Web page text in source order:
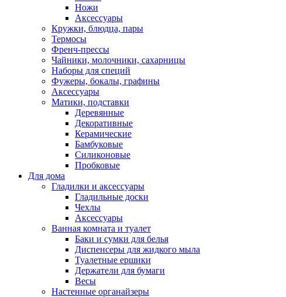
Ножи
Аксессуары
Кружки, блюдца, пары
Термосы
Френч-прессы
Чайники, молочники, сахарницы
Наборы для специй
Фужеры, бокалы, графины
Аксессуары
Матики, подставки
Деревянные
Декоративные
Керамические
Бамбуковые
Силиконовые
Пробковые
Для дома
Гладилки и аксессуары
Гладильные доски
Чехлы
Аксессуары
Ванная комната и туалет
Баки и сумки для белья
Диспенсеры для жидкого мыла
Туалетные ершики
Держатели для бумаги
Весы
Настенные органайзеры